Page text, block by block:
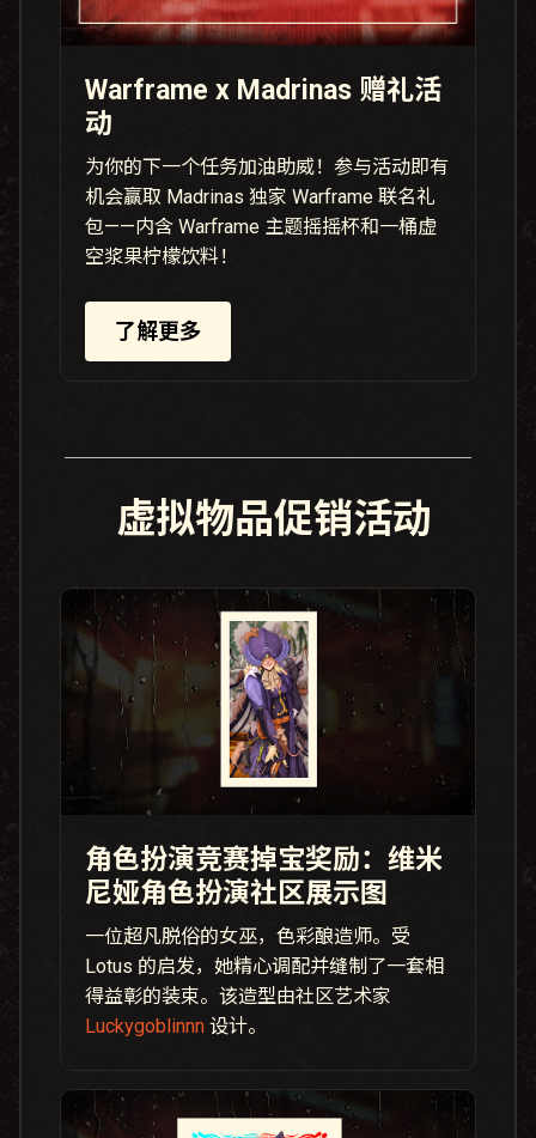
Warframe x Madrinas 赠礼活
动
为你的下一个任务加油助威！参与活动即有
机会赢取 Madrinas 独家 Warframe 联名礼
包——内含 Warframe 主题摇摇杯和一桶虚
空浆果柠檬饮料！
了解更多
虚拟物品促销活动
角色扮演竞赛掉宝奖励：维米
尼娅角色扮演社区展示图
一位超凡脱俗的女巫，色彩酿造师。受
Lotus 的启发，她精心调配并缝制了一套相
得益彰的装束。该造型由社区艺术家
Luckygoblinnn 设计。